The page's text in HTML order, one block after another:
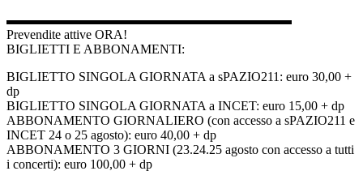
▬▬▬▬▬▬▬▬▬▬▬▬▬▬▬▬▬▬▬▬▬▬
Prevendite attive ORA!
BIGLIETTI E ABBONAMENTI:
BIGLIETTO SINGOLA GIORNATA a sPAZIO211: euro 30,00 +
dp
BIGLIETTO SINGOLA GIORNATA a INCET: euro 15,00 + dp
ABBONAMENTO GIORNALIERO (con accesso a sPAZIO211 e
INCET 24 o 25 agosto): euro 40,00 + dp
ABBONAMENTO 3 GIORNI (23.24.25 agosto con accesso a tutti
i concerti): euro 100,00 + dp